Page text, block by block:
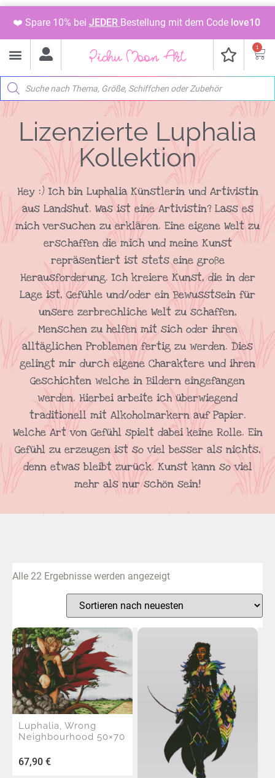
❤️ Spare 10% bei JEDER Bestellung mit dem Code love10
1
Lizenzierte Luphalia
Kollektion
Hey :) Ich bin Luphalia Künstlerin und Artivistin
aus Landshut. Was ist eine Artivistin? Lass es
mich versuchen zu erklären. Eine eigene Welt zu
erschaffen die mich und meine Kunst
repräsentiert ist stets eine große
Herausforderung. Ich kreiere Kunst, die in der
Lage ist, Gefühle und/oder ein Bewusstsein für
unsere zerbrechliche Welt zu schaffen,
Menschen zu helfen mit sich oder ihren
alltäglichen Problemen fertig zu werden. Dies
gelingt mir durch eigene Charaktere und ihren
Geschichten welche in Bildern eingefangen
werden. Hierbei arbeite ich überwiegend
traditionell mit Alkoholmarkern auf Papier.
Welche Art von Gefühl spielt dabei keine Rolle. Ein
Gefühl zu erzeugen ist so viel besser als nichts,
denn etwas bleibt zurück. Kunst kann so viel
mehr als nur schön sein!
Alle 22 Ergebnisse werden angezeigt
Luphalia, Wrong
Neighbourhood 50×70
67,90 €